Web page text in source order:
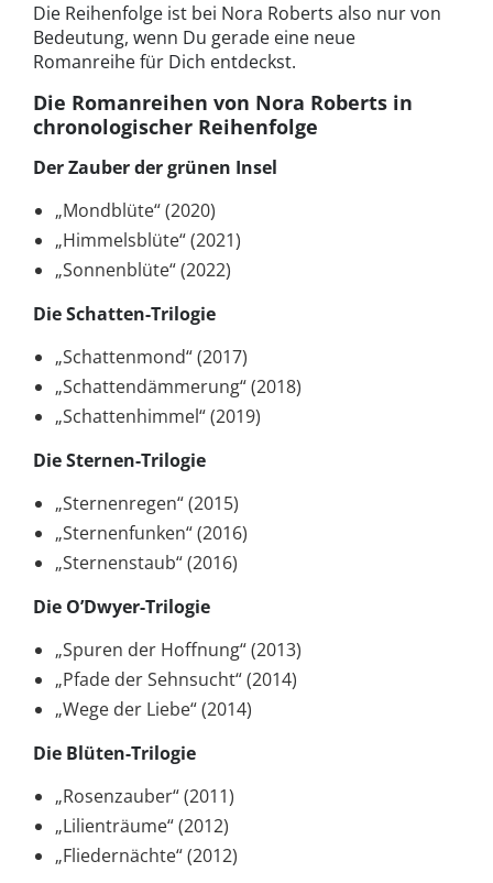
Die Reihenfolge ist bei Nora Roberts also nur von
Bedeutung, wenn Du gerade eine neue
Romanreihe für Dich entdeckst.
Die Romanreihen von Nora Roberts in
chronologischer Reihenfolge
Der Zauber der grünen Insel
„Mondblüte“ (2020)
„Himmelsblüte“ (2021)
„Sonnenblüte“ (2022)
Die Schatten-Trilogie
„Schattenmond“ (2017)
„Schattendämmerung“ (2018)
„Schattenhimmel“ (2019)
Die Sternen-Trilogie
„Sternenregen“ (2015)
„Sternenfunken“ (2016)
„Sternenstaub“ (2016)
Die O’Dwyer-Trilogie
„Spuren der Hoffnung“ (2013)
„Pfade der Sehnsucht“ (2014)
„Wege der Liebe“ (2014)
Die Blüten-Trilogie
„Rosenzauber“ (2011)
„Lilienträume“ (2012)
„Fliedernächte“ (2012)